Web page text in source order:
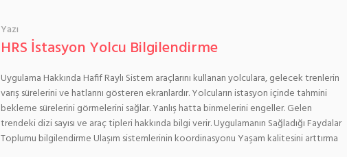
Yazı
HRS İstasyon Yolcu Bilgilendirme
Uygulama Hakkında Hafif Raylı Sistem araçlarını kullanan yolculara, gelecek trenlerin
varış sürelerini ve hatlarını gösteren ekranlardır. Yolcuların istasyon içinde tahmini
bekleme sürelerini görmelerini sağlar. Yanlış hatta binmelerini engeller. Gelen
trendeki dizi sayısı ve araç tipleri hakkında bilgi verir. Uygulamanın Sağladığı Faydalar
Toplumu bilgilendirme Ulaşım sistemlerinin koordinasyonu Yaşam kalitesini arttırma